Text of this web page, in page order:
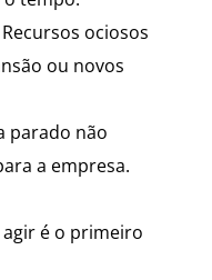
Recursos ociosos
ou novos
parado não
a empresa.
agir é o primeiro